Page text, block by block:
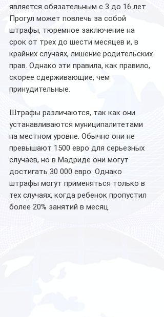
является обязательным с 3 до 16 лет.
Прогул может повлечь за собой
штрафы, тюремное заключение на
срок от трех до шести месяцев и, в
крайних случаях, лишение родительских
прав. Однако эти правила, как правило,
скорее сдерживающие, чем
принудительные.
Штрафы различаются, так как они
устанавливаются муниципалитетами
на местном уровне. Обычно они не
превышают 1500 евро для серьезных
случаев, но в Мадриде они могут
достигать 30 000 евро. Однако
штрафы могут применяться только в
тех случаях, когда ребенок пропустил
более 20% занятий в месяц.